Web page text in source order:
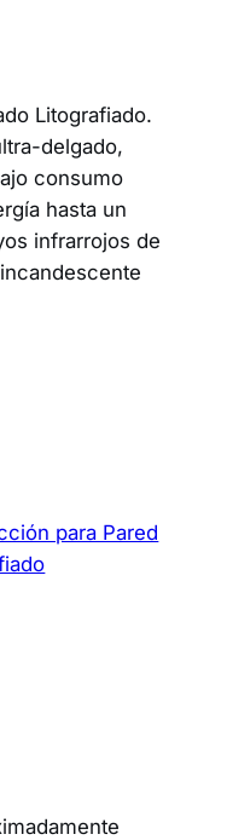
Litografiado.
delgado,
consumo
hasta un
infrarrojos de
para Pared